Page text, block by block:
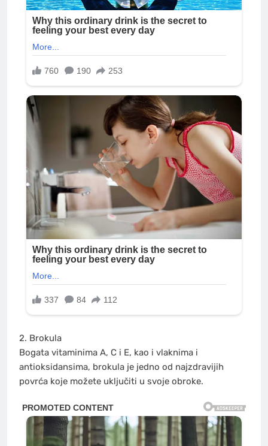
2. Brokula
Bogata vitaminima A, C i E, kao i vlaknima i
antioksidansima, brokula je jedno od najzdravijih
povrća koje možete uključiti u svoje obroke.